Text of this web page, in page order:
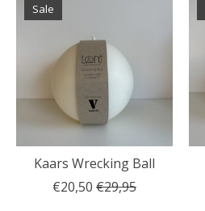
Sale
Kaars Wrecking Ball
€20,50 €29,95